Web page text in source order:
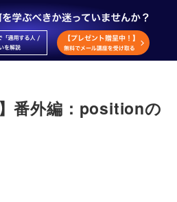
番外編：positionの